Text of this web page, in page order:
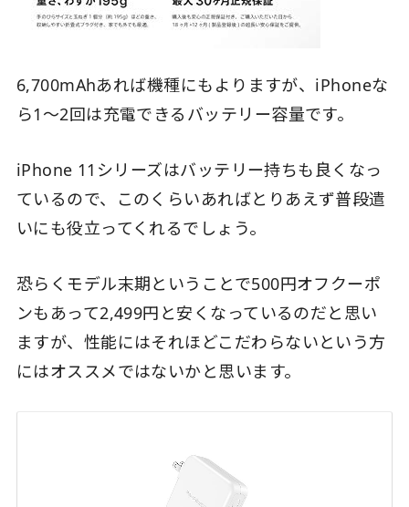
6,700mAhあれば機種にもよりますが、iPhoneな
ら1〜2回は充電できるバッテリー容量です。
iPhone 11シリーズはバッテリー持ちも良くなっ
ているので、このくらいあればとりあえず普段遣
いにも役立ってくれるでしょう。
恐らくモデル末期ということで500円オフクーポ
ンもあって2,499円と安くなっているのだと思い
ますが、性能にはそれほどこだわらないという方
にはオススメではないかと思います。